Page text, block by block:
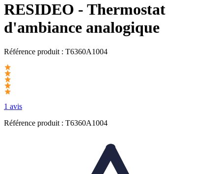
RESIDEO - Thermostat
d'ambiance analogique
Référence produit : T6360A1004
1 avis
Référence produit : T6360A1004